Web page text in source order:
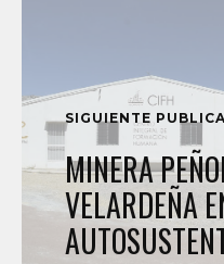
SIGUIENTE
MINERA
VELARDEÑA